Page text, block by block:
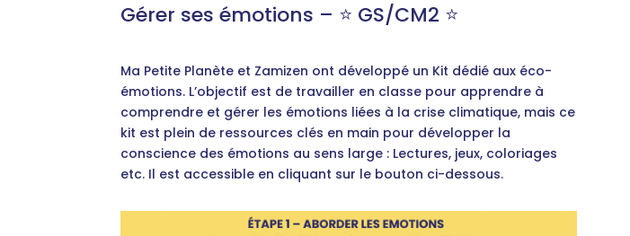
Gérer ses émotions – ⭐️ GS/CM2 ⭐️
Ma Petite Planète et Zamizen ont développé un Kit dédié aux éco-
émotions. L’objectif est de travailler en classe pour apprendre à
comprendre et gérer les émotions liées à la crise climatique, mais ce
kit est plein de ressources clés en main pour développer la
conscience des émotions au sens large : Lectures, jeux, coloriages
etc. Il est accessible en cliquant sur le bouton ci-dessous.